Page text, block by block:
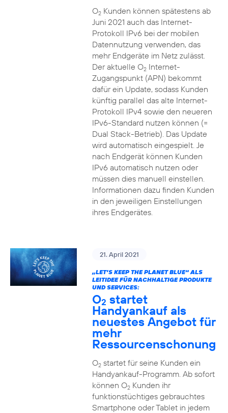
O2Kunden können spätestens ab
Juni 2021 auch das Internet-
Protokoll IPv6 bei der mobilen
Datennutzung verwenden, das
mehr Endgeräte im Netz zulässt.
Der aktuelle O2Internet-
Zugangspunkt (APN) bekommt
dafür ein Update, sodass Kunden
künftig parallel das alte Internet-
Protokoll IPv4 sowie den neueren
IPv6-Standard nutzen können (=
Dual Stack-Betrieb). Das Update
wird automatisch eingespielt. Je
nach Endgerät können Kunden
IPv6 automatisch nutzen oder
müssen dies manuell einstellen.
Informationen dazu finden Kunden
in den jeweiligen Einstellungen
ihres Endgerätes.
21. April 2021
„LET’S KEEP THE PLANET BLUE“ ALS
LEITIDEE FÜR NACHHALTIGE PRODUKTE
UND SERVICES:
O2 startet
Handyankauf als
neuestes Angebot für
mehr
Ressourcenschonung
O2startet für seine Kunden ein
Handyankauf-Programm. Ab sofort
können O2Kunden ihr
funktionstüchtiges gebrauchtes
Smartphone oder Tablet in jedem